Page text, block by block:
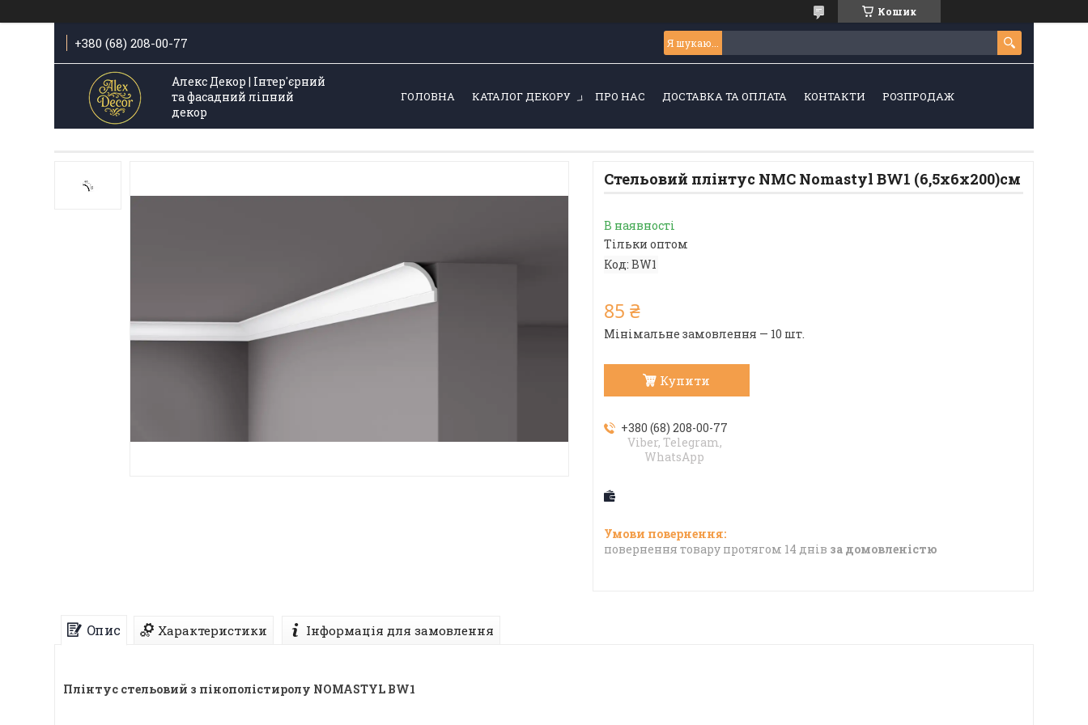
Кошик
+380 (68) 208-00-77
Алекс Декор | Інтер'єрний
та фасадний ліпний
декор
ГОЛОВНА КАТАЛОГ ДЕКОРУ ПРО НАС ДОСТАВКА ТА ОПЛАТА КОНТАКТИ РОЗПРОДАЖ
Стельовий плінтус NMC Nomastyl BW1 (6,5х6х200)см
В наявності
Тільки оптом
Код: BW1
85 ₴
Мінімальне замовлення — 10 шт.
Купити
+380 (68) 208-00-77
Viber, Telegram,
WhatsApp
повернення товару протягом 14 днів за домовленістю
Опис Характеристики Інформація для замовлення
Плінтус стельовий з пінополістиролу NOMASTYL BW1